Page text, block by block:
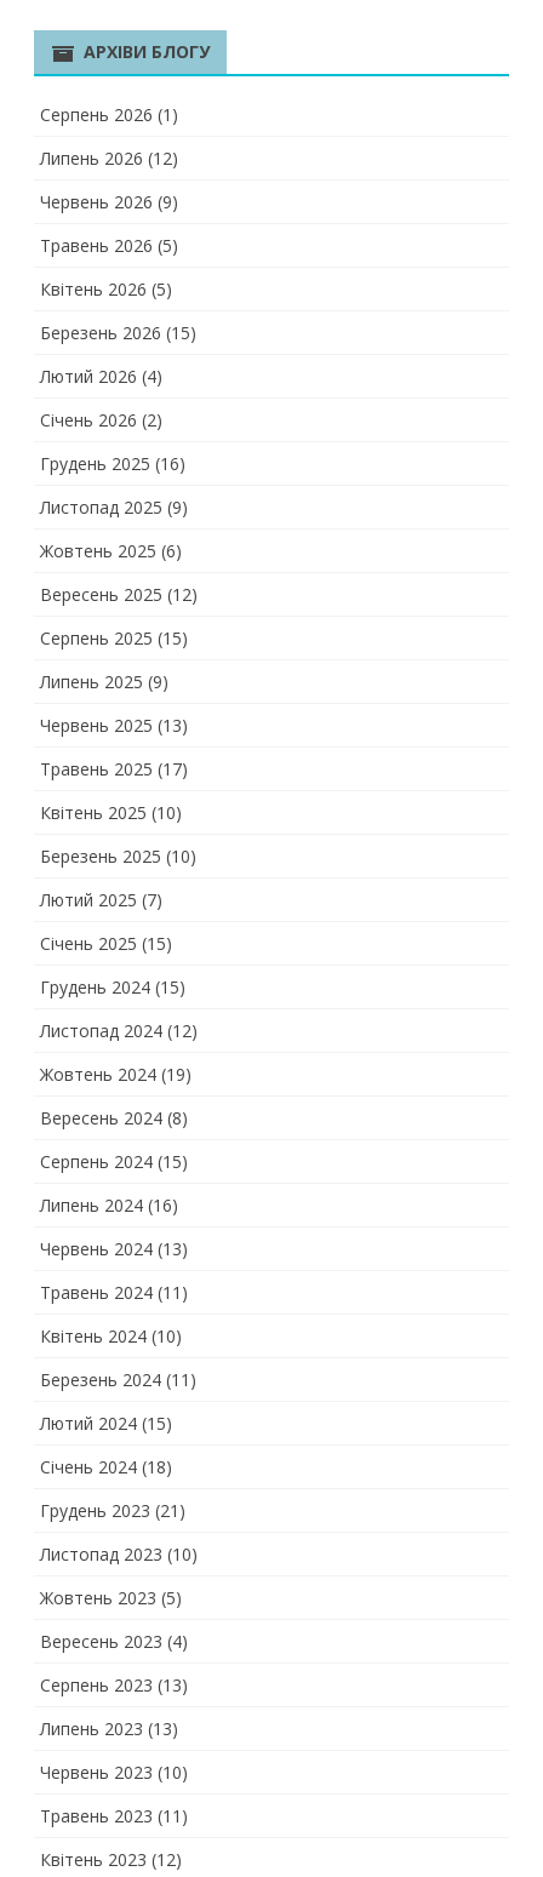
АРХІВИ БЛОГУ
Серпень 2026 (1)
Липень 2026 (12)
Червень 2026 (9)
Травень 2026 (5)
Квітень 2026 (5)
Березень 2026 (15)
Лютий 2026 (4)
Січень 2026 (2)
Грудень 2025 (16)
Листопад 2025 (9)
Жовтень 2025 (6)
Вересень 2025 (12)
Серпень 2025 (15)
Липень 2025 (9)
Червень 2025 (13)
Травень 2025 (17)
Квітень 2025 (10)
Березень 2025 (10)
Лютий 2025 (7)
Січень 2025 (15)
Грудень 2024 (15)
Листопад 2024 (12)
Жовтень 2024 (19)
Вересень 2024 (8)
Серпень 2024 (15)
Липень 2024 (16)
Червень 2024 (13)
Травень 2024 (11)
Квітень 2024 (10)
Березень 2024 (11)
Лютий 2024 (15)
Січень 2024 (18)
Грудень 2023 (21)
Листопад 2023 (10)
Жовтень 2023 (5)
Вересень 2023 (4)
Серпень 2023 (13)
Липень 2023 (13)
Червень 2023 (10)
Травень 2023 (11)
Квітень 2023 (12)